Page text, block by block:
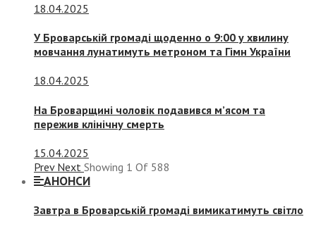
18.04.2025
У Броварській громаді щоденно о 9:00 у хвилину
мовчання лунатимуть метроном та Гімн України
18.04.2025
На Броварщині чоловік подавився м’ясом та
пережив клінічну смерть
15.04.2025
Prev Next Showing 1 Of 588
АНОНСИ
Завтра в Броварській громаді вимикатимуть світло